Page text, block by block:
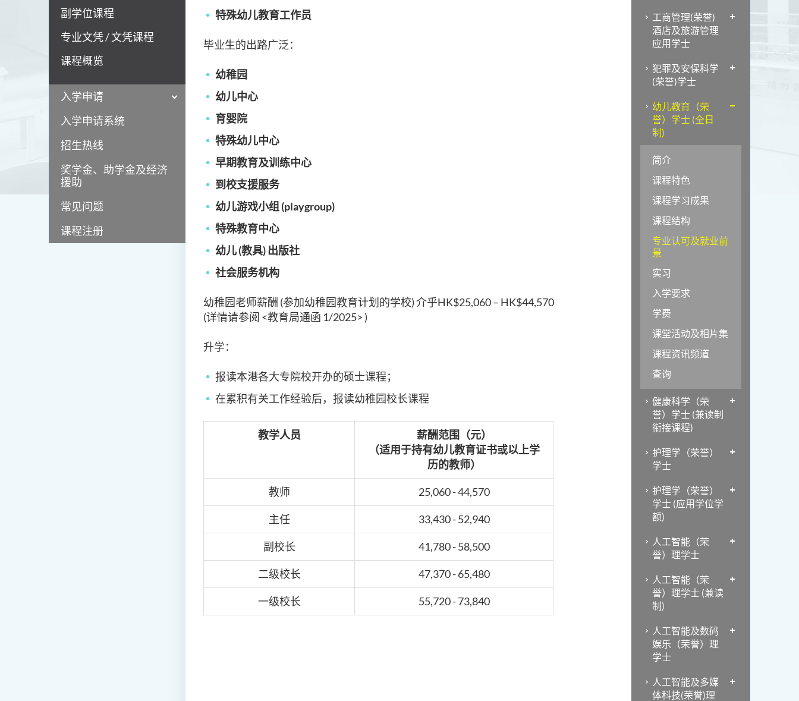
副学位课程
专业文凭 / 文凭课程
课程概览
入学申请
入学申请系统
招生热线
奖学金、助学金及经济
援助
常见问题
课程注册
特殊幼儿教育工作员
毕业生的出路广泛：
幼稚园
幼儿中心
育婴院
特殊幼儿中心
早期教育及训练中心
到校支援服务
幼儿游戏小组 (playgroup)
特殊教育中心
幼儿(教具)出版社
社会服务机构
幼稚园老师薪酬 (参加幼稚园教育计划的学校) 介乎HK$25,060 – HK$44,570
(详情请参阅 <教育局通函 1/2025> )
升学：
报读本港各大专院校开办的硕士课程；
在累积有关工作经验后，报读幼稚园校长课程
教学人员
薪酬范围（元）
（适用于持有幼儿教育证书或以上学
历的教师）
教师 25,060 - 44,570
主任 33,430 - 52,940
副校长 41,780 - 58,500
二级校长 47,370 - 65,480
一级校长 55,720 - 73,840
工商管理(荣誉)
酒店及旅游管理
应用学士
犯罪及安保科学
(荣誉)学士
幼儿教育（荣
誉）学士 (全日
制)
简介
课程特色
课程学习成果
课程结构
专业认可及就业前
景
实习
入学要求
学费
课堂活动及相片集
课程资讯频道
查询
健康科学（荣
誉）学士 (兼读制
衔接课程)
护理学（荣誉）
学士
护理学（荣誉）
学士 (应用学位学
额)
人工智能（荣
誉）理学士
人工智能（荣
誉）理学士 (兼读
制)
人工智能及数码
娱乐（荣誉）理
学士
人工智能及多媒
体科技(荣誉)理